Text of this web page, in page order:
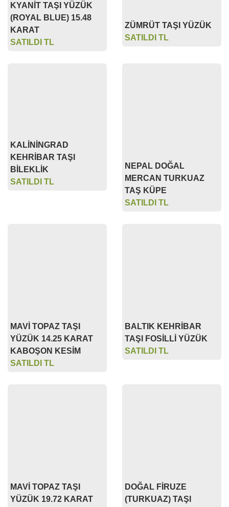
KARAT
SATILDI TL
BİLEKLİK
SATILDI TL
TAŞ KÜPE
SATILDI TL
KABOŞON KESİM
SATILDI TL
SATILDI TL
BAGET
SATILDI TL
KOLYE
SATILDI TL